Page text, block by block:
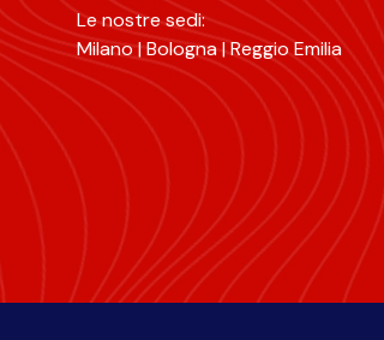
Le nostre sedi:
Milano | Bologna | Reggio Emilia